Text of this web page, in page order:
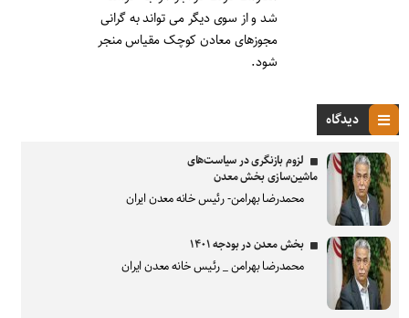
شد و از سوی دیگر می تواند به گرانی
مجوزهای معادن کوچک مقیاس منجر
شود.
دیدگاه
لزوم بازنگری در سیاست‌های
ماشین‌سازی بخش معدن
محمدرضا بهرامن- رئیس خانه معدن ایران
بخش معدن در بودجه ۱۴۰۱
محمدرضا بهرامن _ رئیس خانه معدن ایران